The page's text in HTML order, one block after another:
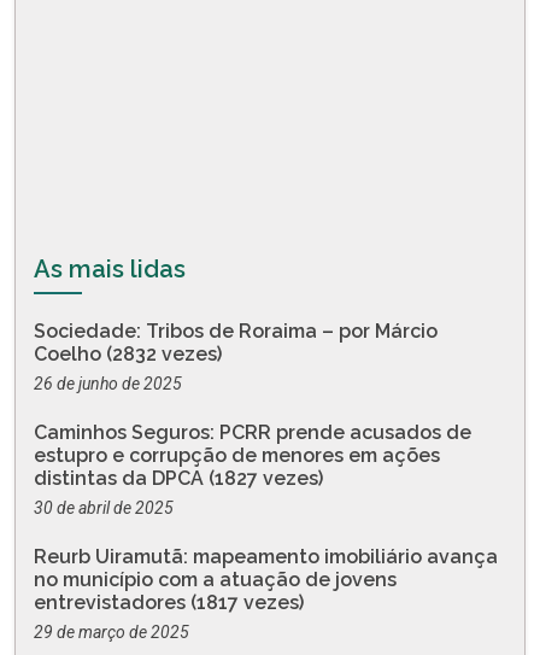
As mais lidas
Sociedade: Tribos de Roraima – por Márcio
Coelho (2832 vezes)
26 de junho de 2025
Caminhos Seguros: PCRR prende acusados de
estupro e corrupção de menores em ações
distintas da DPCA (1827 vezes)
30 de abril de 2025
Reurb Uiramutã: mapeamento imobiliário avança
no município com a atuação de jovens
entrevistadores (1817 vezes)
29 de março de 2025